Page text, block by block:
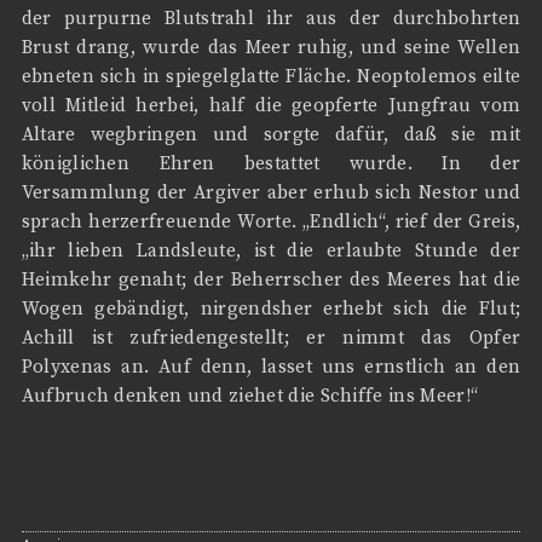
der purpurne Blutstrahl ihr aus der durchbohrten
Brust drang, wurde das Meer ruhig, und seine Wellen
ebneten sich in spiegelglatte Fläche. Neoptolemos eilte
voll Mitleid herbei, half die geopferte Jungfrau vom
Altare wegbringen und sorgte dafür, daß sie mit
königlichen Ehren bestattet wurde. In der
Versammlung der Argiver aber erhub sich Nestor und
sprach herzerfreuende Worte. „Endlich“, rief der Greis,
„ihr lieben Landsleute, ist die erlaubte Stunde der
Heimkehr genaht; der Beherrscher des Meeres hat die
Wogen gebändigt, nirgendsher erhebt sich die Flut;
Achill ist zufriedengestellt; er nimmt das Opfer
Polyxenas an. Auf denn, lasset uns ernstlich an den
Aufbruch denken und ziehet die Schiffe ins Meer!“